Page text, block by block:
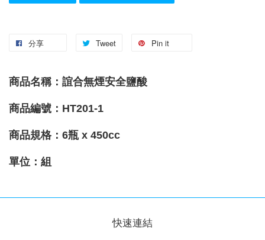
分享 Tweet Pin it
商品名稱：誼合無煙安全鹽酸
商品編號：HT201-1
商品規格：6瓶 x 450cc
單位：組
快速連結